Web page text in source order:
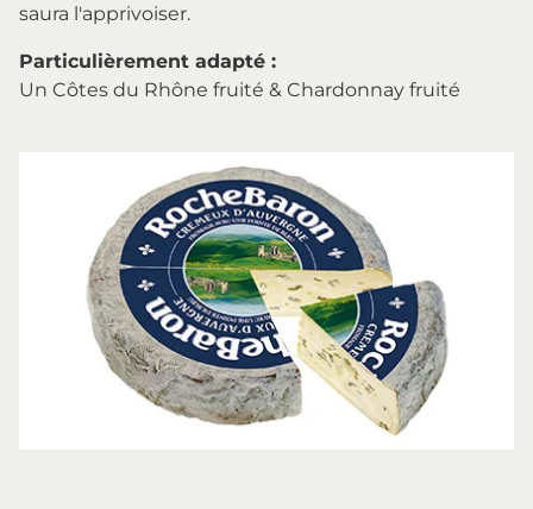
saura l'apprivoiser.
Particulièrement adapté :
Un Côtes du Rhône fruité & Chardonnay fruité